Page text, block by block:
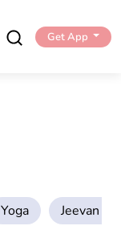
Get App
Yoga Jeevan